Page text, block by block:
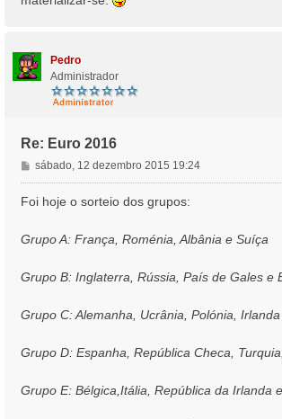
Pedro
Administrador
Re: Euro 2016
M
e
n
g
m
sábado, 12 dezembro 2015 19:24
Foi hoje o sorteio dos grupos:
Grupo A: França, Roménia, Albânia e Suíça
Grupo B: Inglaterra, Rússia, País de Gales e
Grupo C: Alemanha, Ucrânia, Polónia, Irlanda
Grupo D: Espanha, República Checa,
Grupo E: Bélgica,Itália, República da Irlanda e